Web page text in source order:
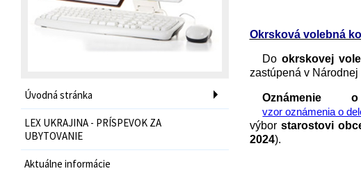
Úvodná stránka
LEX UKRAJINA - PRÍSPEVOK ZA
UBYTOVANIE
Aktuálne informácie
Okrsková volebná
Dookrskovej
zastúpená v
Oznámenie
vzor oznámenia o
výbor starostovi
2024).